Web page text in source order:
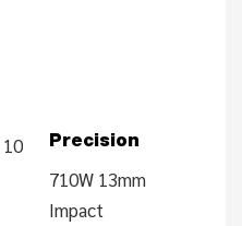
Precision
710W 13mm
Impact